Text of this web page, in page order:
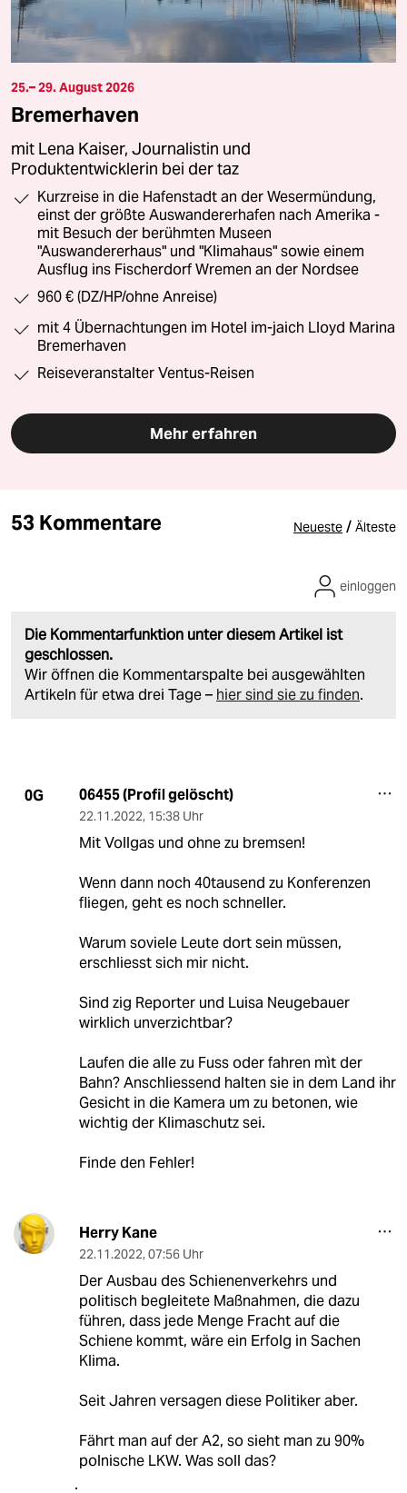
25.– 29. August 2026
Bremerhaven
mit Lena Kaiser, Journalistin und
Produktentwicklerin bei der taz
Kurzreise in die Hafenstadt an der Wesermündung,
einst der größte Auswandererhafen nach Amerika -
mit Besuch der berühmten Museen
"Auswandererhaus" und "Klimahaus" sowie einem
Ausflug ins Fischerdorf Wremen an der Nordsee
960 € (DZ/HP/ohne Anreise)
mit 4 Übernachtungen im Hotel im-jaich Lloyd Marina
Bremerhaven
Reiseveranstalter Ventus-Reisen
Mehr erfahren
53 Kommentare Neueste / Älteste
Die Kommentarfunktion unter diesem Artikel ist
geschlossen.
Wir öffnen die Kommentarspalte bei ausgewählten
Artikeln für etwa drei Tage – hier sind sie zu finden.
einloggen
0G 06455 (Profil gelöscht)
22.11.2022, 15:38 Uhr
Mit Vollgas und ohne zu bremsen!
Wenn dann noch 40tausend zu Konferenzen
fliegen, geht es noch schneller.
Warum soviele Leute dort sein müssen,
erschliesst sich mir nicht.
Sind zig Reporter und Luisa Neugebauer
wirklich unverzichtbar?
Laufen die alle zu Fuss oder fahren mìt der
Bahn? Anschliessend halten sie in dem Land ihr
Gesicht in die Kamera um zu betonen, wie
wichtig der Klimaschutz sei.
Finde den Fehler!
Herry Kane
22.11.2022, 07:56 Uhr
Der Ausbau des Schienenverkehrs und
politisch begleitete Maßnahmen, die dazu
führen, dass jede Menge Fracht auf die
Schiene kommt, wäre ein Erfolg in Sachen
Klima.
Seit Jahren versagen diese Politiker aber.
Fährt man auf der A2, so sieht man zu 90%
polnische LKW. Was soll das?